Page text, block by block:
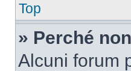
Top
» Perché
Alcuni forum